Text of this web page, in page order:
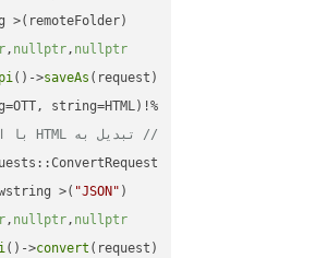
, nullptr, nullptr
()->saveAs
%!(EXTRA string=HTML, string=OTT, string=HTML)
// تبدیل به HTML با استفاده از Aspose.Cells
"JSON"
    requestFile,
, nullptr, nullptr
()->convert (request);